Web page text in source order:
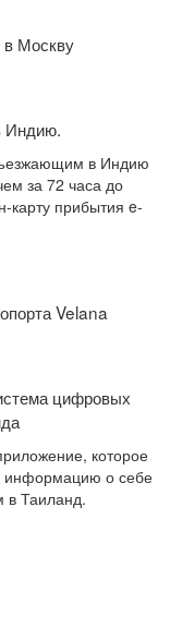
Москву
Индию.
в Индию
за 72 часа до
карту прибытия e-
Velana
цифровых
которое
информацию о себе
в Таиланд.